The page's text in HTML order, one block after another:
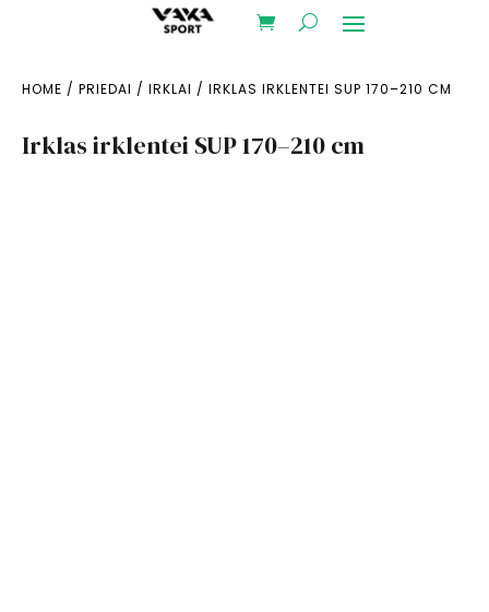
HOME / PRIEDAI / IRKLAI / IRKLAS IRKLENTEI SUP 170–210 CM
Irklas irklentei SUP 170–210 cm